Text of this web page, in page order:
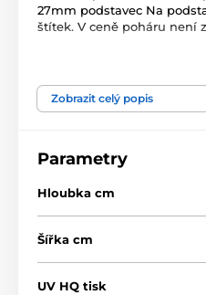
27mm podstavec Na
štítek. V ceně poháru není
Florbal Dřevěné
Zobrazit celý popis
Parametry
Hloubka cm
Šířka cm
UV HQ tisk